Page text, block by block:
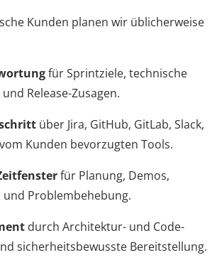
Kunden planen wir üblicherweise
für Sprintziele, technische
Release-Zusagen.
über Jira, GitHub, GitLab, Slack,
Kunden bevorzugten Tools.
für Planung, Demos,
und Problembehebung.
durch Architektur- und Code-
sicherheitsbewusste Bereitstellung.